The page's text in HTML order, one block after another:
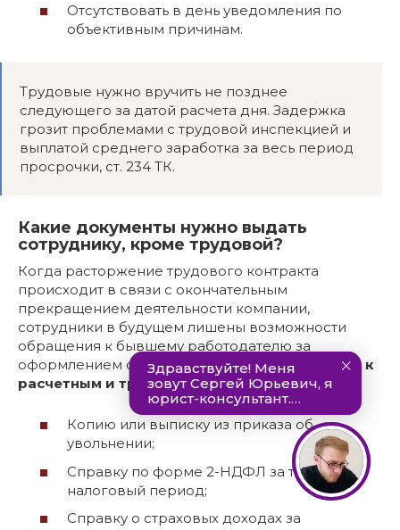
Отсутствовать в день уведомления по
объективным причинам.
Трудовые нужно вручить не позднее
следующего за датой расчета дня. Задержка
грозит проблемами с трудовой инспекцией и
выплатой среднего заработка за весь период
просрочки, ст. 234 ТК.
Какие документы нужно выдать
сотруднику, кроме трудовой?
Когда расторжение трудового контракта
происходит в связи с окончательным
прекращением деятельности компании,
сотрудники в будущем лишены возможности
обращения к бывшему работодателю за
оформлением справок и выписок.Вот почему, к
расчетным и трудовой, лучше добавить:
Копию или выписку из приказа об
увольнении;
Справку по форме 2-НДФЛ за текущий
налоговый период;
Справку о страховых доходах за